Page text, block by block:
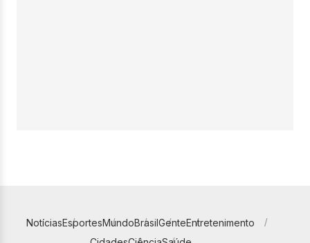
NotíciasEsportesMundoBrasilGenteEntretenimento